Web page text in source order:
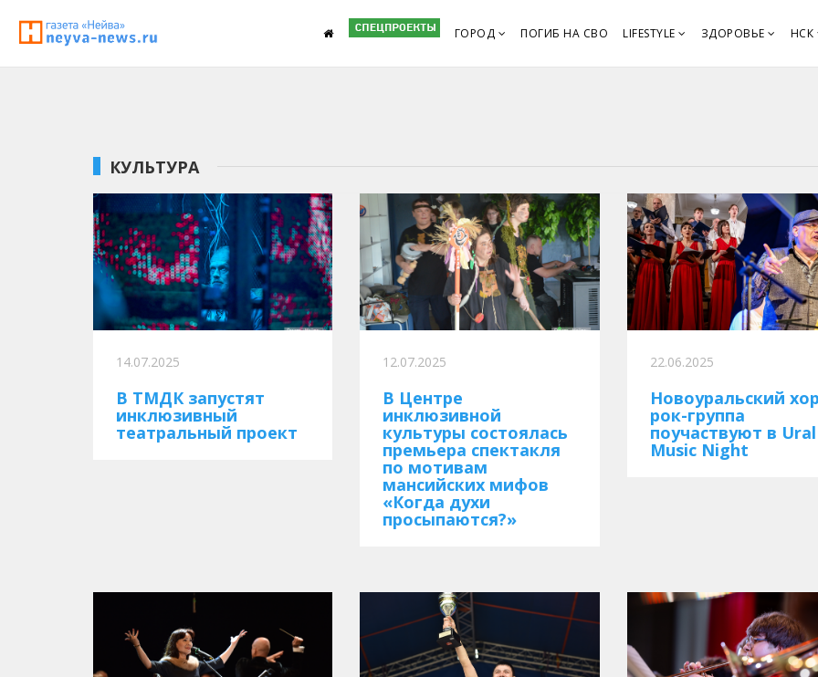
ГОРОД ПОГИБ НА СВО LIFESTYLE ЗДОРОВЬЕ НСК
КУЛЬТУРА
14.07.2025
В ТМДК запустят
инклюзивный
театральный проект
12.07.2025
В Центре
инклюзивной
культуры состоялась
премьера спектакля
по мотивам
мансийских мифов
«Когда духи
просыпаются?»
22.06.2025
Новоуральский
рок-группа
поучаствуют в Ural
Music Night